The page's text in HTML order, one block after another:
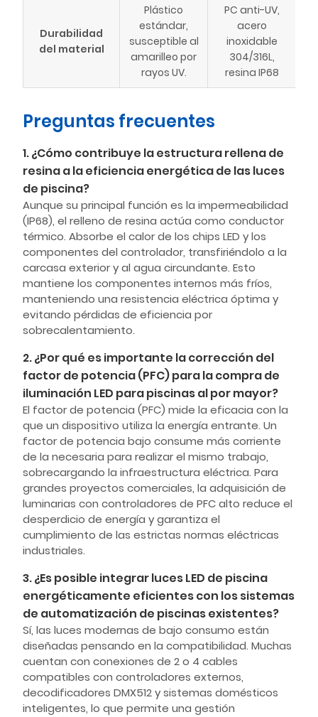
Durabilidad
del material
Plástico
estándar,
susceptible al
amarilleo por
rayos UV.
PC anti-UV,
acero
inoxidable
304/316L,
resina IP68
Preguntas frecuentes
1. ¿Cómo contribuye la estructura rellena de
resina a la eficiencia energética de las luces
de piscina?
Aunque su principal función es la impermeabilidad
(IP68), el relleno de resina actúa como conductor
térmico. Absorbe el calor de los chips LED y los
componentes del controlador, transfiriéndolo a la
carcasa exterior y al agua circundante. Esto
mantiene los componentes internos más fríos,
manteniendo una resistencia eléctrica óptima y
evitando pérdidas de eficiencia por
sobrecalentamiento.
2. ¿Por qué es importante la corrección del
factor de potencia (PFC) para la compra de
iluminación LED para piscinas al por mayor?
El factor de potencia (PFC) mide la eficacia con la
que un dispositivo utiliza la energía entrante. Un
factor de potencia bajo consume más corriente
de la necesaria para realizar el mismo trabajo,
sobrecargando la infraestructura eléctrica. Para
grandes proyectos comerciales, la adquisición de
luminarias con controladores de PFC alto reduce el
desperdicio de energía y garantiza el
cumplimiento de las estrictas normas eléctricas
industriales.
3. ¿Es posible integrar luces LED de piscina
energéticamente eficientes con los sistemas
de automatización de piscinas existentes?
Sí, las luces modernas de bajo consumo están
diseñadas pensando en la compatibilidad. Muchas
cuentan con conexiones de 2 o 4 cables
compatibles con controladores externos,
decodificadores DMX512 y sistemas domésticos
inteligentes, lo que permite una gestión